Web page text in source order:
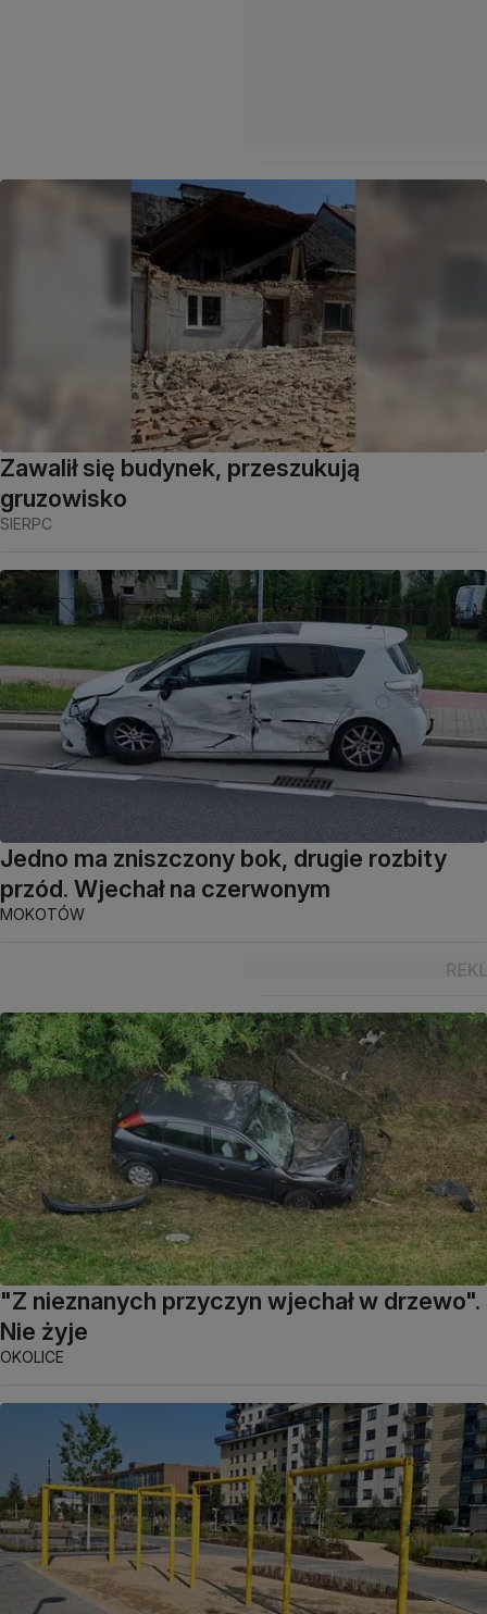
Zawalił się budynek, przeszukują
gruzowisko
SIERPC
Jedno ma zniszczony bok, drugie rozbity
przód. Wjechał na czerwonym
MOKOTÓW
"Z nieznanych przyczyn wjechał w drzewo".
Nie żyje
OKOLICE